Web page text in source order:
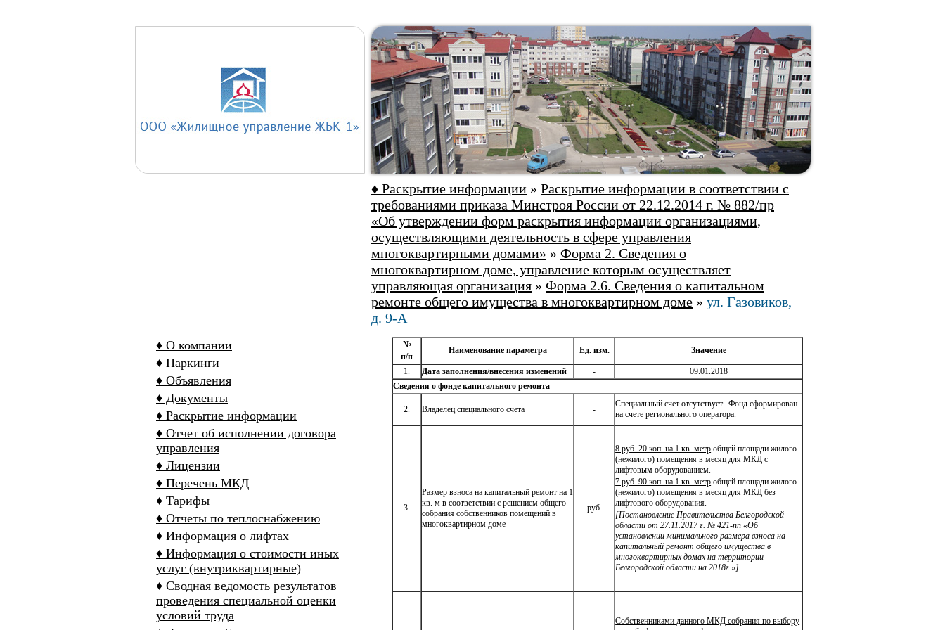
♦ Раскрытие информации » Раскрытие информации в соответствии с
требованиями приказа Минстроя России от 22.12.2014 г. № 882/пр
«Об утверждении форм раскрытия информации организациями,
осуществляющими деятельность в сфере управления
многоквартирными домами» » Форма 2. Сведения о
многоквартирном доме, управление которым осуществляет
управляющая организация » Форма 2.6. Сведения о капитальном
ремонте общего имущества в многоквартирном доме » ул. Газовиков,
д. 9-А
♦ О компании
♦ Паркинги
♦ Объявления
♦ Документы
♦ Раскрытие информации
♦ Отчет об исполнении договора
управления
♦ Лицензии
♦ Перечень МКД
♦ Тарифы
♦ Отчеты по теплоснабжению
♦ Информация о лифтах
♦ Информация о стоимости иных
услуг (внутриквартирные)
♦ Сводная ведомость результатов
проведения специальной оценки
условий труда
№
п/п
Наименование параметра Ед. изм. Значение
1. Дата заполнения/внесения изменений -
09.01.2018
Сведения о фонде капитального ремонта
2. Владелец специального счета -
Специальный счет отсутствует. Фонд сформирован
на счете регионального оператора.
3.
Размер взноса на капитальный ремонт на 1
кв. м в соответствии с решением общего
собрания собственников помещений в
многоквартирном доме
руб.
8 руб. 20 коп. на 1 кв. метр общей площади жилого
(нежилого) помещения в месяц для МКД с
лифтовым оборудованием.
7 руб. 90 коп. на 1 кв. метр общей площади жилого
(нежилого) помещения в месяц для МКД без
лифтового оборудования.
[Постановление Правительства Белгородской
области от 27.11.2017 г. № 421-пп «Об
установлении минимального размера взноса на
капитальный ремонт общего имущества в
многоквартирных домах на территории
Белгородской области на 2018г.»]
Собственниками данного МКД собрания по выбору